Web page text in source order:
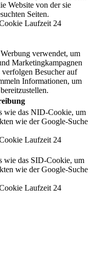
Website von der sie
Seiten.
Laufzeit 24
verwendet, um
Marketingkampagnen
Besucher auf
Informationen, um
wie das NID-Cookie, um
wie der Google-Suche
Laufzeit 24
wie das SID-Cookie, um
wie der Google-Suche
Laufzeit 24